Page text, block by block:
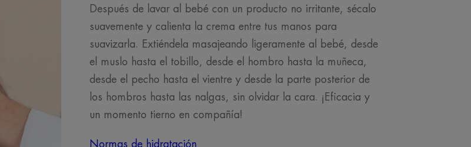
Después de lavar al bebé con un producto no irritante, sécalo
suavemente y calienta la crema entre tus manos para
suavizarla. Extiéndela masajeando ligeramente al bebé, desde
el muslo hasta el tobillo, desde el hombro hasta la muñeca,
desde el pecho hasta el vientre y desde la parte posterior de
los hombros hasta las nalgas, sin olvidar la cara. ¡Eficacia y
un momento tierno en compañía!
Normas de hidratación